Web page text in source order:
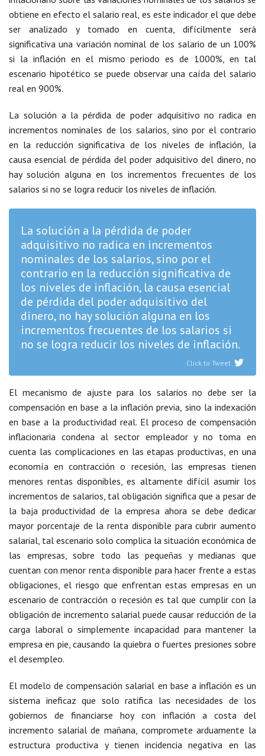
obtiene en efecto el salario real, es este indicador el que debe
ser analizado y tomado en cuenta, difícilmente será
significativa una variación nominal de los salario de un 100%
si la inflación en el mismo periodo es de 1000%, en tal
escenario hipotético se puede observar una caída del salario
real en 900%.
La solución a la pérdida de poder adquisitivo no radica en
incrementos nominales de los salarios, sino por el contrario
en la reducción significativa de los niveles de inflación, la
causa esencial de pérdida del poder adquisitivo del dinero, no
hay solución alguna en los incrementos frecuentes de los
salarios si no se logra reducir los niveles de inflación.
La solución a la pérdida de poder
adquisitivo no radica en incrementos
nominales de los salarios, sino por el
contrario en la reducción significativa de
los niveles de inflación, la causa esencial
de pérdida del poder adquisitivo del
dinero, no hay solución alguna en los
incrementos frecuentes de los salarios si
no se logra reducir los niveles de inflación.
Click to Tweet
El mecanismo de ajuste para los salarios no debe ser la
compensación en base a la inflación previa, sino la indexación
en base a la productividad real. El proceso de compensación
inflacionaria condena al sector empleador y no toma en
cuenta las complicaciones en las etapas productivas, en una
economía en contracción o recesión, las empresas tienen
menores rentas disponibles, es altamente difícil asumir los
incrementos de salarios, tal obligación significa que a pesar de
la baja productividad de la empresa ahora se debe dedicar
mayor porcentaje de la renta disponible para cubrir aumento
salarial, tal escenario solo complica la situación económica de
las empresas, sobre todo las pequeñas y medianas que
cuentan con menor renta disponible para hacer frente a estas
obligaciones, el riesgo que enfrentan estas empresas en un
escenario de contracción o recesión es tal que cumplir con la
obligación de incremento salarial puede causar reducción de la
carga laboral o simplemente incapacidad para mantener la
empresa en pie, causando la quiebra o fuertes presiones sobre
el desempleo.
El modelo de compensación salarial en base a inflación es un
sistema ineficaz que solo ratifica las necesidades de los
gobiernos de financiarse hoy con inflación a costa del
incremento salarial de mañana, compromete arduamente la
estructura productiva y tienen incidencia negativa en las